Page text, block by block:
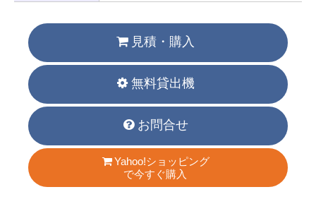
見積・購入
無料貸出機
お問合せ
Yahoo!ショッピング
で今すぐ購入